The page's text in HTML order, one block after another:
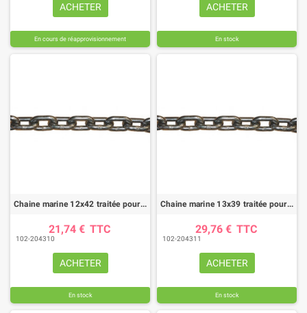
ACHETER
En cours de réapprovisionnement
ACHETER
En stock
Chaine marine 12x42 traitée pour épandeur
21,74 € TTC
102-204310
ACHETER
En stock
Chaine marine 13x39 traitée pour épandeur
29,76 € TTC
102-204311
ACHETER
En stock